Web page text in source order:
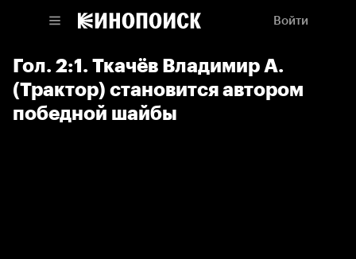
Войти
Гол. 2:1. Ткачёв Владимир А.
(Трактор) становится автором
победной шайбы